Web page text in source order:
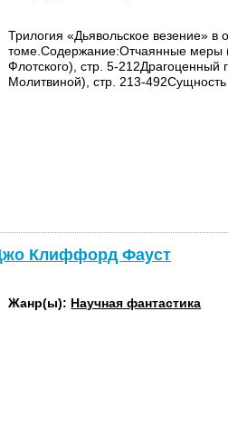
Трилогия «Дьявольское везение» в
томе.Содержание:Отчаянные меры
Флотского), стр. 5-212Драгоценный
Молитвиной), стр. 213-
Клиффорд Фауст
Жанр(ы): Научная фантастика